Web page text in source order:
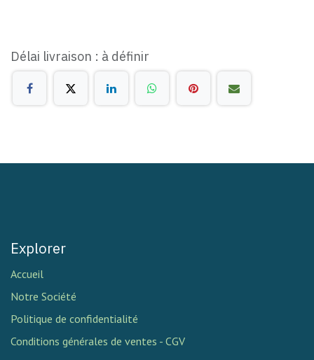
Délai livraison : à définir
Explorer
Accueil
Notre Société
Politique de confidentialité
Conditions générales de ventes - CGV